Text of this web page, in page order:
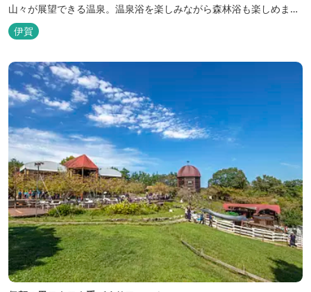
山々が展望できる温泉。温泉浴を楽しみながら森林浴も楽しめま
す。一枚岩をくり貫いてつくった湯船もあり、風情ある空間が魅力
です。 ★源泉100％の野天風呂 源泉100％の野天風呂が2つあり、
38度のぬるめの湯と42度の熱めの湯があります。ぬるめの湯はじっ
くりとゆ...
伊賀